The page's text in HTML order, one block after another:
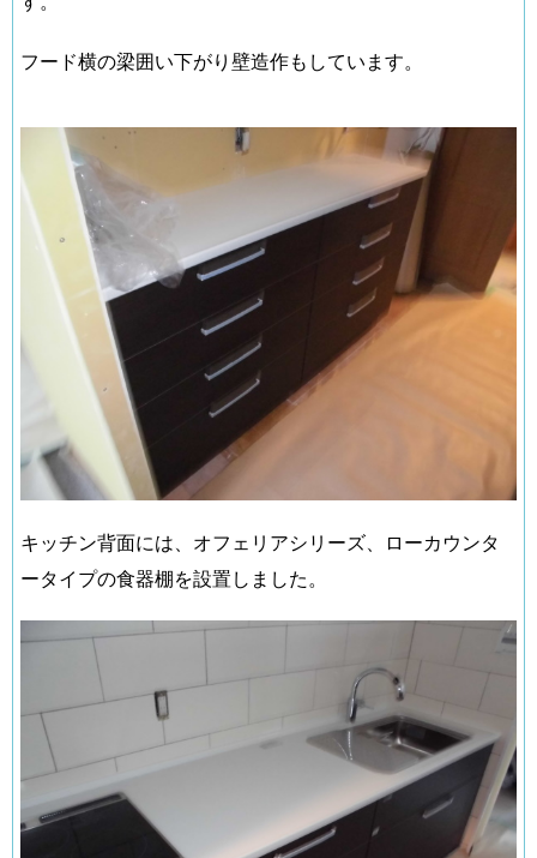
フード横の梁囲い下がり壁造作もしています。
キッチン背面には、オフェリアシリーズ、ローカウンタ
ータイプの食器棚を設置しました。